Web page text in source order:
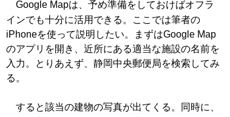
Google Mapは、予め準備をしておけばオフラ
インでも十分に活用できる。ここでは筆者の
iPhoneを使って説明したい。まずはGoogle Map
のアプリを開き、近所にある適当な施設の名前を
入力。とりあえず、静岡中央郵便局を検索してみ
る。
すると該当の建物の写真が出てくる。同時に、